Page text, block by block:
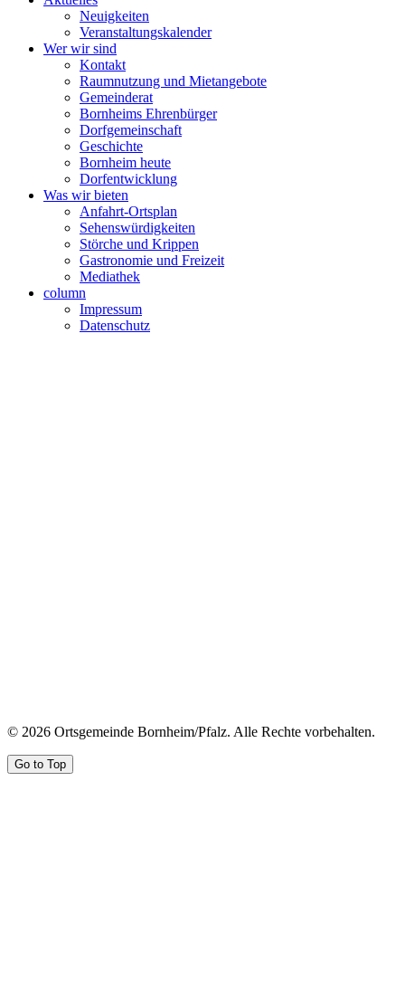
Neuigkeiten
Veranstaltungskalender
Wer wir sind
Kontakt
Raumnutzung und Mietangebote
Gemeinderat
Bornheims Ehrenbürger
Dorfgemeinschaft
Geschichte
Bornheim heute
Dorfentwicklung
Was wir bieten
Anfahrt-Ortsplan
Sehenswürdigkeiten
Störche und Krippen
Gastronomie und Freizeit
Mediathek
column
Impressum
Datenschutz
© 2026 Ortsgemeinde Bornheim/Pfalz. Alle Rechte vorbehalten.
Go to Top